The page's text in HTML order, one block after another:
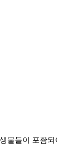
물들이 포홤되